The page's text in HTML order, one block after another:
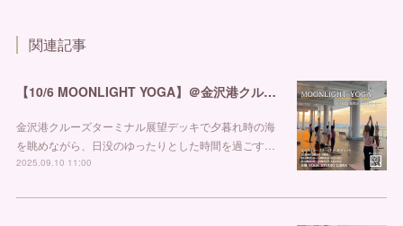
関連記事
【10/6 MOONLIGHT YOGA】＠金沢港クルーズターミナル
金沢港クルーズターミナル展望デッキで夕暮れ時の海
を眺めながら、日没のゆったりとした時間を過ごす…
2025.09.10 11:00